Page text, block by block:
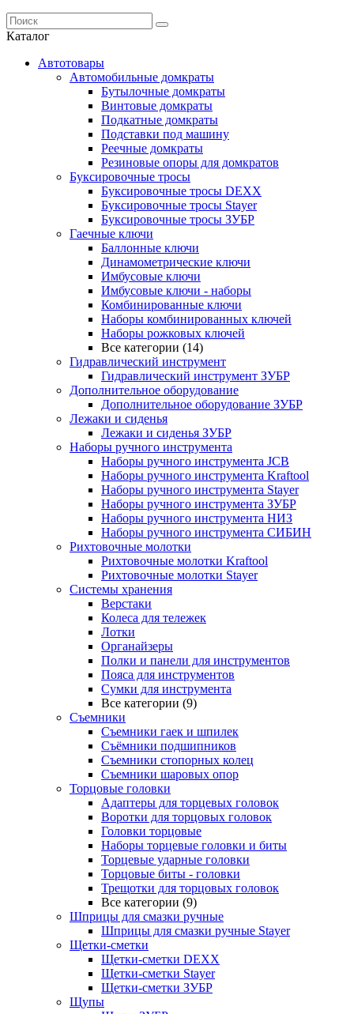
Каталог
Автотовары
Автомобильные домкраты
Бутылочные домкраты
Винтовые домкраты
Подкатные домкраты
Подставки под машину
Реечные домкраты
Резиновые опоры для домкратов
Буксировочные тросы
Буксировочные тросы DEXX
Буксировочные тросы Stayer
Буксировочные тросы ЗУБР
Гаечные ключи
Баллонные ключи
Динамометрические ключи
Имбусовые ключи
Имбусовые ключи - наборы
Комбинированные ключи
Наборы комбинированных ключей
Наборы рожковых ключей
Все категории (14)
Гидравлический инструмент
Гидравлический инструмент ЗУБР
Дополнительное оборудование
Дополнительное оборудование ЗУБР
Лежаки и сиденья
Лежаки и сиденья ЗУБР
Наборы ручного инструмента
Наборы ручного инструмента JCB
Наборы ручного инструмента Kraftool
Наборы ручного инструмента Stayer
Наборы ручного инструмента ЗУБР
Наборы ручного инструмента НИЗ
Наборы ручного инструмента СИБИН
Рихтовочные молотки
Рихтовочные молотки Kraftool
Рихтовочные молотки Stayer
Системы хранения
Верстаки
Колеса для тележек
Лотки
Органайзеры
Полки и панели для инструментов
Пояса для инструментов
Сумки для инструмента
Все категории (9)
Съемники
Съемники гаек и шпилек
Съёмники подшипников
Съемники стопорных колец
Съемники шаровых опор
Торцовые головки
Адаптеры для торцевых головок
Воротки для торцовых головок
Головки торцовые
Наборы торцевые головки и биты
Торцевые ударные головки
Торцовые биты - головки
Трещотки для торцовых головок
Все категории (9)
Шприцы для смазки ручные
Шприцы для смазки ручные Stayer
Щетки-сметки
Щетки-сметки DEXX
Щетки-сметки Stayer
Щетки-сметки ЗУБР
Щупы